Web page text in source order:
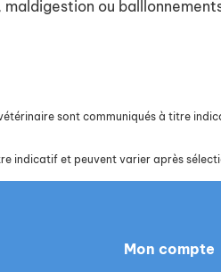
ou
sont communiqués à titre
indicatif et peuvent varier après
Mon compte